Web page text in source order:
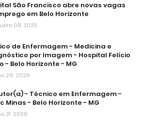
São Francisco abre novas vagas
em Belo Horizonte
08, 2025
de Enfermagem - Medicina e
por Imagem - Hospital Felício
- Belo Horizonte - MG
29, 2026
- Técnico em Enfermagem -
Minas - Belo Horizonte - MG
31, 2026